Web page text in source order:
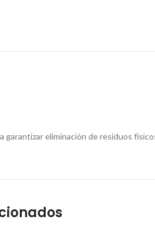
garantizar eliminación de residuos